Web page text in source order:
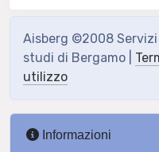
Aisberg ©2008
studi di Bergamo |
utilizzo
Informazioni